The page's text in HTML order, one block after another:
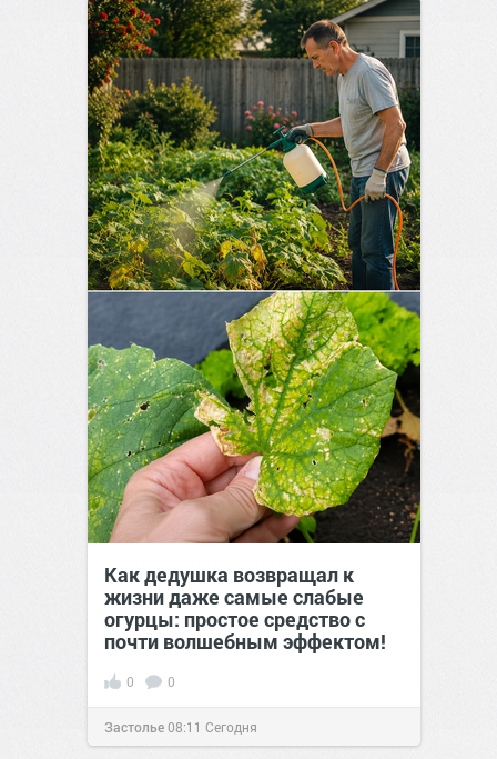
Как дедушка возвращал к
жизни даже самые слабые
огурцы: простое средство с
почти волшебным эффектом!
0 0
Застолье08:11 Сегодня